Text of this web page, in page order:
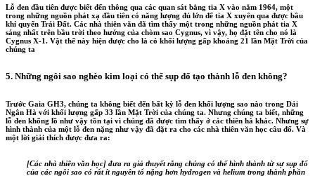
Lỗ đen đầu tiên được biết đến thông qua các quan sát bằng tia X vào năm 1964, một
trong những nguồn phát xạ đầu tiên có năng lượng đủ lớn để tia X xuyên qua được bầu
khí quyển Trái Đất. Các nhà thiên văn đã tìm thấy một trong những nguồn phát tia X
sáng nhất trên bầu trời theo hướng của chòm sao Cygnus, vì vậy, họ đặt tên cho nó là
Cygnus X-1. Vật thể này hiện được cho là có khối lượng gấp khoảng 21 lần Mặt Trời của
chúng ta
5. Những ngôi sao nghèo kim loại có thể sụp đổ tạo thành lỗ đen không?
Trước Gaia GH3, chúng ta không biết đến bất kỳ lỗ đen khối lượng sao nào trong Dải
Ngân Hà với khối lượng gấp 33 lần Mặt Trời của chúng ta. Nhưng chúng ta biết, những
lỗ đen khổng lồ như vậy tồn tại vì chúng đã được tìm thấy ở các thiên hà khác. Nhưng sự
hình thành của một lỗ đen nặng như vậy đã đặt ra cho các nhà thiên văn học câu đố. Và
một lời giải thích được đưa ra:
[Các nhà thiên văn học] đưa ra giả thuyết rằng chúng có thể hình thành từ sự sụp đổ
của các ngôi sao có rất ít nguyên tố nặng hơn hydrogen và helium trong thành phần